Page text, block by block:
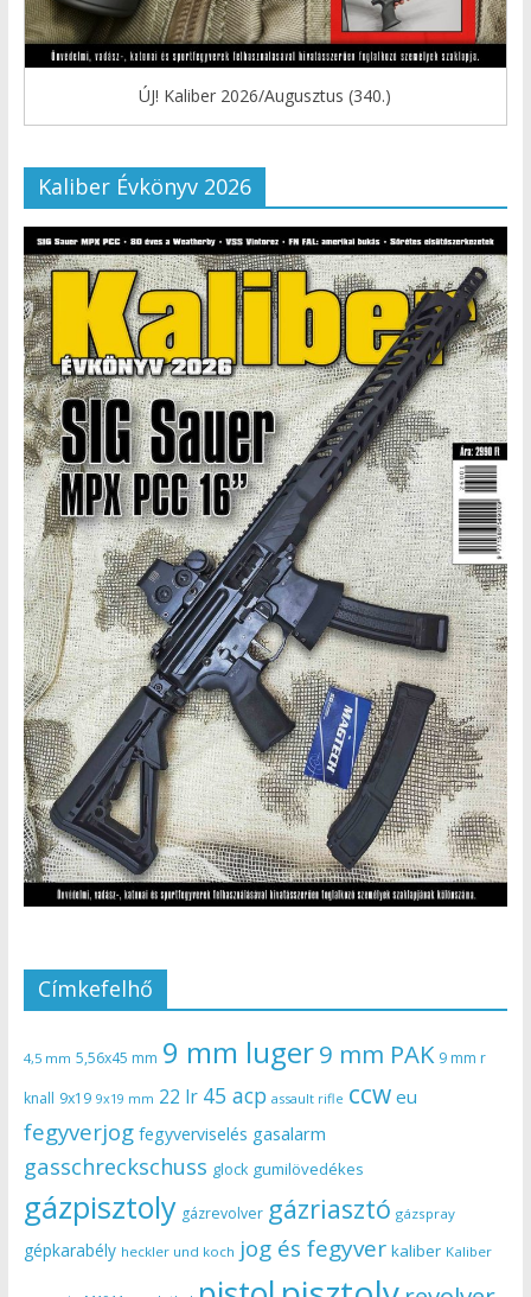
ÚJ! Kaliber 2026/Augusztus (340.)
Kaliber Évkönyv 2026
Címkefelhő
4,5 mm 5,56x45 mm 9 mm luger9 mm PAK 9 mm r
knall 9x19 9x19 mm 22 lr 45 acp assault rifle ccw eu
fegyverjog fegyverviselés gasalarm
gasschreckschuss glock gumilövedékes
gázpisztoly gázrevolver gázriasztó gázspray
gépkarabély heckler und koch jog és fegyver kaliber Kaliber